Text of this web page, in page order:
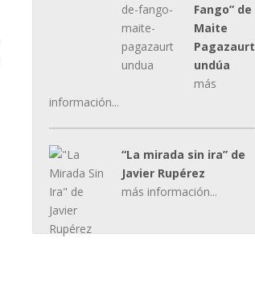
Fango” de
Maite
Pagazaurt
undúa
más
información...
“La mirada sin ira” de
Javier Rupérez
más información...